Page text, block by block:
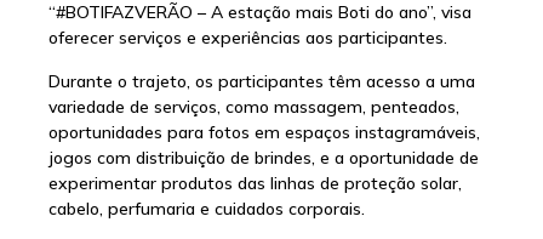
“#BOTIFAZVERÃO – A estação mais Boti do ano”, visa
oferecer serviços e experiências aos participantes.
Durante o trajeto, os participantes têm acesso a uma
variedade de serviços, como massagem, penteados,
oportunidades para fotos em espaços instagramáveis,
jogos com distribuição de brindes, e a oportunidade de
experimentar produtos das linhas de proteção solar,
cabelo, perfumaria e cuidados corporais.